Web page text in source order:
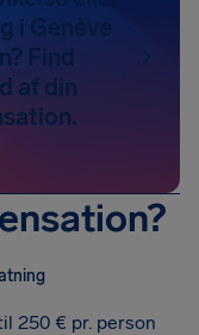
i Genève
Find
af din
250 € pr. person